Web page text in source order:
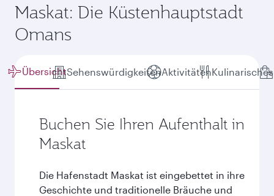
Maskat: Die Küstenhauptstadt
Omans
ÜbersichtSehenswürdigkeitenAktivitätenKulinarisches
Buchen Sie Ihren Aufenthalt in
Maskat
Die Hafenstadt Maskat ist eingebettet in ihre
Geschichte und traditionelle Bräuche und